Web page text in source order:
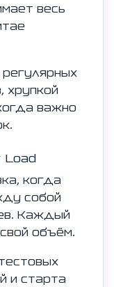
весь
хрупкой
важно
Load
когда
собой
Каждый
объём.
и старта